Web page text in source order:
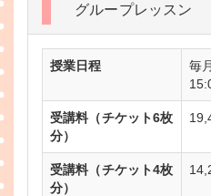
グループレッスン
授業日程
毎
受講料（チケット6枚
分）
受講料（チケット4枚
分）